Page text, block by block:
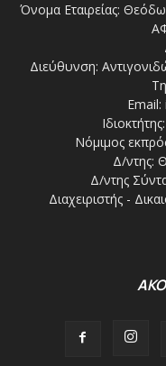
Όνομα Εταιρείας:
Διεύθυνση:
Email:
Νόμιμος
Δ/ντης:
Δ/ντης
Διαχειριστής -